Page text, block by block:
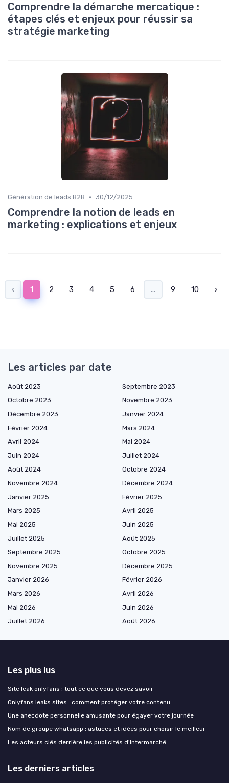
Comprendre la démarche mercatique :
étapes clés et enjeux pour réussir sa
stratégie marketing
Génération de leads B2B • 30/12/2025
Comprendre la notion de leads en
marketing : explications et enjeux
‹ 1 2 3 4 5 6 ... 9 10 ›
Les articles par date
Août 2023
Septembre 2023
Octobre 2023
Novembre 2023
Décembre 2023
Janvier 2024
Février 2024
Mars 2024
Avril 2024
Mai 2024
Juin 2024
Juillet 2024
Août 2024
Octobre 2024
Novembre 2024
Décembre 2024
Janvier 2025
Février 2025
Mars 2025
Avril 2025
Mai 2025
Juin 2025
Juillet 2025
Août 2025
Septembre 2025
Octobre 2025
Novembre 2025
Décembre 2025
Janvier 2026
Février 2026
Mars 2026
Avril 2026
Mai 2026
Juin 2026
Juillet 2026
Août 2026
Les plus lus
Site leak onlyfans : tout ce que vous devez savoir
Onlyfans leaks sites : comment protéger votre contenu
Une anecdote personnelle amusante pour égayer votre journée
Nom de groupe whatsapp : astuces et idées pour choisir le meilleur
Les acteurs clés derrière les publicités d'Intermarché
Les derniers articles